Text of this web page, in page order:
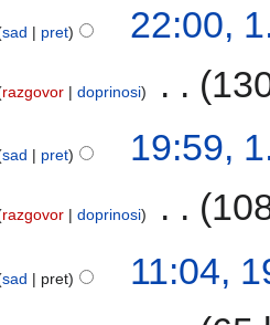
sad pret 22:00,
razgovor doprinosi
sad pret 19:59,
razgovor doprinosi
sad pret 11:04,